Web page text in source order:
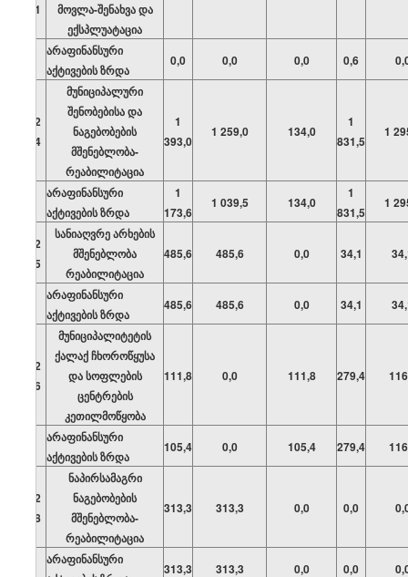
01
მოვლა-შენახვა და
ექსპლუატაცია
არაფინანსური
აქტივების ზრდა
0,0 0,0 0,0 0,6
02
04
მუნიციპალური
შენობებისა და
ნაგებობების
მშენებლობა-
რეაბილიტაცია
1
393,0
1 259,0 134,0
1
831,5
1
არაფინანსური
აქტივების ზრდა
1
173,6
1 039,5 134,0
1
831,5
1
02
05
სანიაღვრე არხების
მშენებლობა
რეაბილიტაცია
485,6 485,6 0,0 34,1
არაფინანსური
აქტივების ზრდა
485,6 485,6 0,0 34,1
02
06
მუნიციპალიტეტის
ქალაქ ჩხოროწყუსა
და სოფლების
ცენტრების
კეთილმოწყობა
111,8 0,0 111,8 279,4
არაფინანსური
აქტივების ზრდა
105,4 0,0 105,4 279,4
02
08
ნაპირსამაგრი
ნაგებობების
მშენებლობა-
რეაბილიტაცია
313,3 313,3 0,0 0,0
არაფინანსური
313,3 313,3 0,0 0,0